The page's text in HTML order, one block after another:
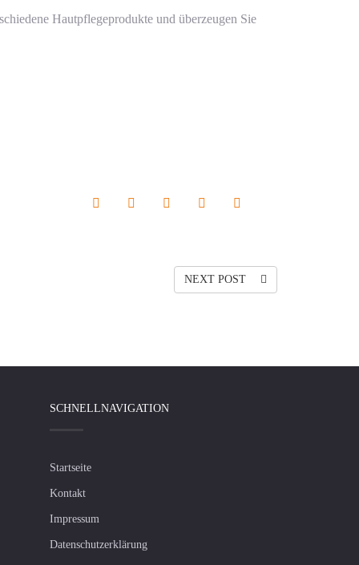
Hautpflegeprodukte und überzeugen Sie
NEXT POST
SCHNELLNAVIGATION
Startseite
Kontakt
Impressum
Datenschutzerklärung